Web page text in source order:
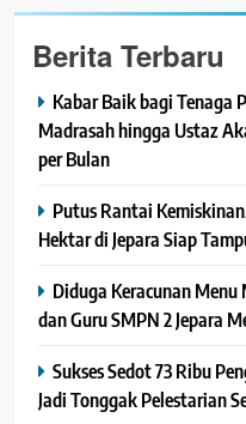
Berita Terbaru
Kabar Baik bagi Tenaga
Madrasah hingga Ustaz
per Bulan
Putus Rantai
Hektar di Jepara Siap
Diduga Keracunan Menu
dan Guru SMPN 2 Jepara
Sukses Sedot 73 Ribu
Jadi Tonggak Pelestarian